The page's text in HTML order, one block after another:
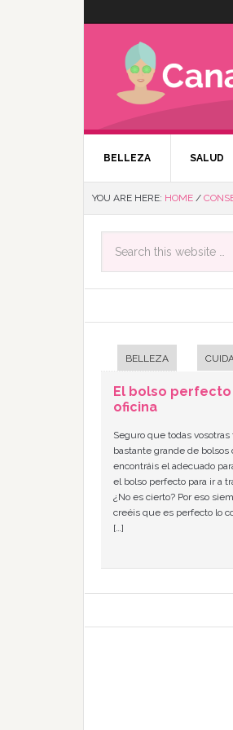
BELLEZA SALUD
YOU ARE HERE: HOME /
BELLEZA
El bolso perfecto
oficina
Seguro que todas
bastante grande de bolsos
encontráis el adecuado
el bolso perfecto para ir a
¿No es cierto? Por eso
creéis que es perfecto lo
[…]